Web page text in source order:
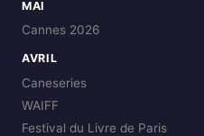
MAI
Cannes 2026
AVRIL
Caneseries
WAIFF
Festival du Livre de Paris